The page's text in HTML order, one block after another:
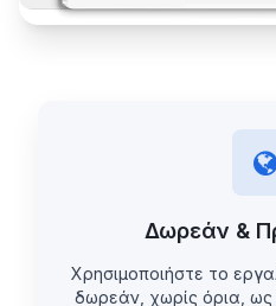
Δωρεάν &
Χρησιμοποιήστε το
δωρεάν, χωρίς όρια, ως